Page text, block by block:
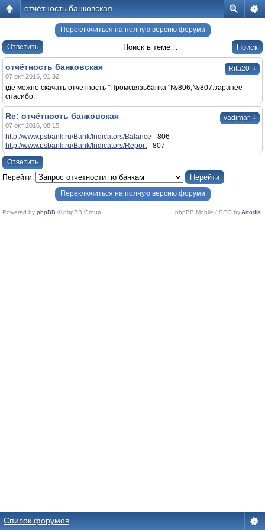
отчётность банковская
Переключиться на полную версию форума
Ответить
Rita20 ↓
отчётность банковская
07 окт 2016, 01:32
где можно скачать отчётность "Промсвязьбанка "№806,№807.заранее
спасибо.
vadimar ↓
Re: отчётность банковская
07 окт 2016, 08:15
http://www.psbank.ru/Bank/Indicators/Balance - 806
http://www.psbank.ru/Bank/Indicators/Report- 807
Ответить
Перейти:
Переключиться на полную версию форума
Powered by phpBB © phpBB Group. phpBB Mobile / SEO byArtodia
Список форумов